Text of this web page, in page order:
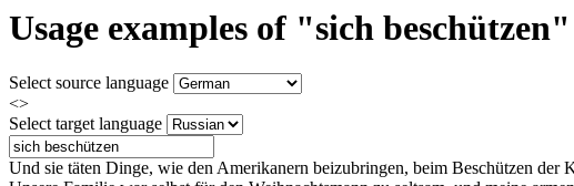
Usage examples of "sich
Select source language
<>
Select target language
Und sie täten Dinge, wie den Amerikanern beizubringen, beim Beschützen der